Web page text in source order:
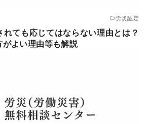
労災認定
ても応じてはならない理由とは？
よい理由等も解説